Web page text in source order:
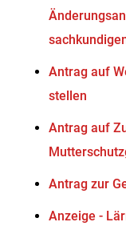
Antrag auf
stellen
Antrag auf
Antrag zur
Anzeige -